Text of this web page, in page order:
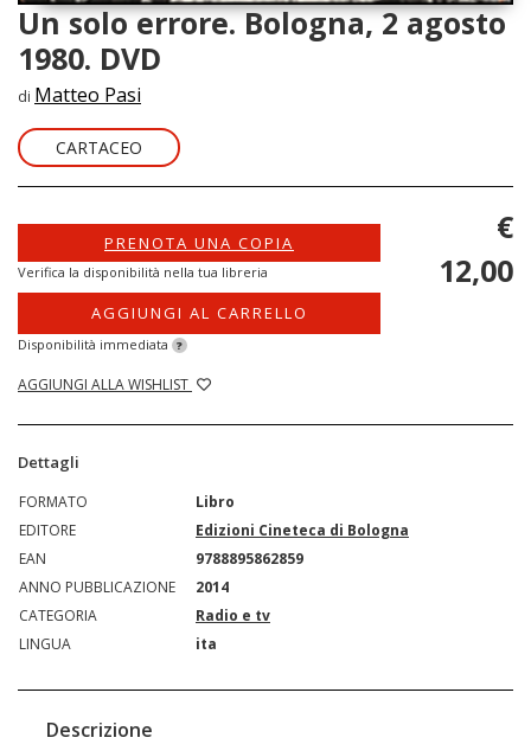
Un solo errore. Bologna, 2 agosto
1980. DVD
di Matteo Pasi
CARTACEO
PRENOTA UNA COPIA
Verifica la disponibilità nella tua libreria
AGGIUNGI AL CARRELLO
Disponibilità immediata ?
AGGIUNGI ALLA WISHLIST
€
12,00
Dettagli
FORMATO
Libro
EDITORE
Edizioni Cineteca di Bologna
EAN
9788895862859
ANNO PUBBLICAZIONE
2014
CATEGORIA
Radio e tv
LINGUA
ita
Descrizione